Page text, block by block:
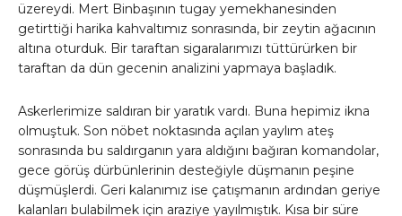
üzereydi. Mert Binbaşının tugay yemekhanesinden
getirttiği harika kahvaltımız sonrasında, bir zeytin ağacının
altına oturduk. Bir taraftan sigaralarımızı tüttürürken bir
taraftan da dün gecenin analizini yapmaya başladık.
Askerlerimize saldıran bir yaratık vardı. Buna hepimiz ikna
olmuştuk. Son nöbet noktasında açılan yaylım ateş
sonrasında bu saldırganın yara aldığını bağıran komandolar,
gece görüş dürbünlerinin desteğiyle düşmanın peşine
düşmüşlerdi. Geri kalanımız ise çatışmanın ardından geriye
kalanları bulabilmek için araziye yayılmıştık. Kısa bir süre